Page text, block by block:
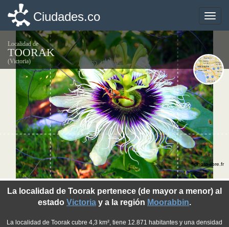
Toggle
Ciudades.co
Localidad de
TOORAK
(Victoria)
La localidad de Toorak pertenece (de mayor a menor) al
estado Victoria y a la región Moorabbin.
La localidad de Toorak cubre 4,3 km², tiene 12.871 habitantes y una densidad
©photo-libre.fr
Toggle
Ciudades.co